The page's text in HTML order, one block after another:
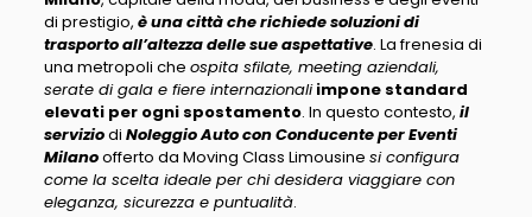
di prestigio, è una città che richiede soluzioni di
trasporto all’altezza delle sue aspettative. La frenesia di
una metropoli che ospita sfilate, meeting aziendali,
serate di gala e fiere internazionali impone standard
elevati per ogni spostamento. In questo contesto, il
serviziodi Noleggio Auto con Conducente per Eventi
Milanoofferto da Moving Class Limousine si configura
come la scelta ideale per chi desidera viaggiare con
eleganza, sicurezza e puntualità.